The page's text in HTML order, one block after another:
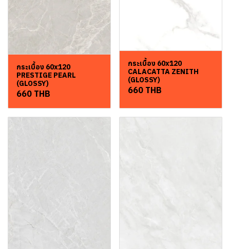
กระเบื้อง 60x120
PRESTIGE PEARL
(GLOSSY)
660 THB
กระเบื้อง 60x120
CALACATTA ZENITH
(GLOSSY)
660 THB